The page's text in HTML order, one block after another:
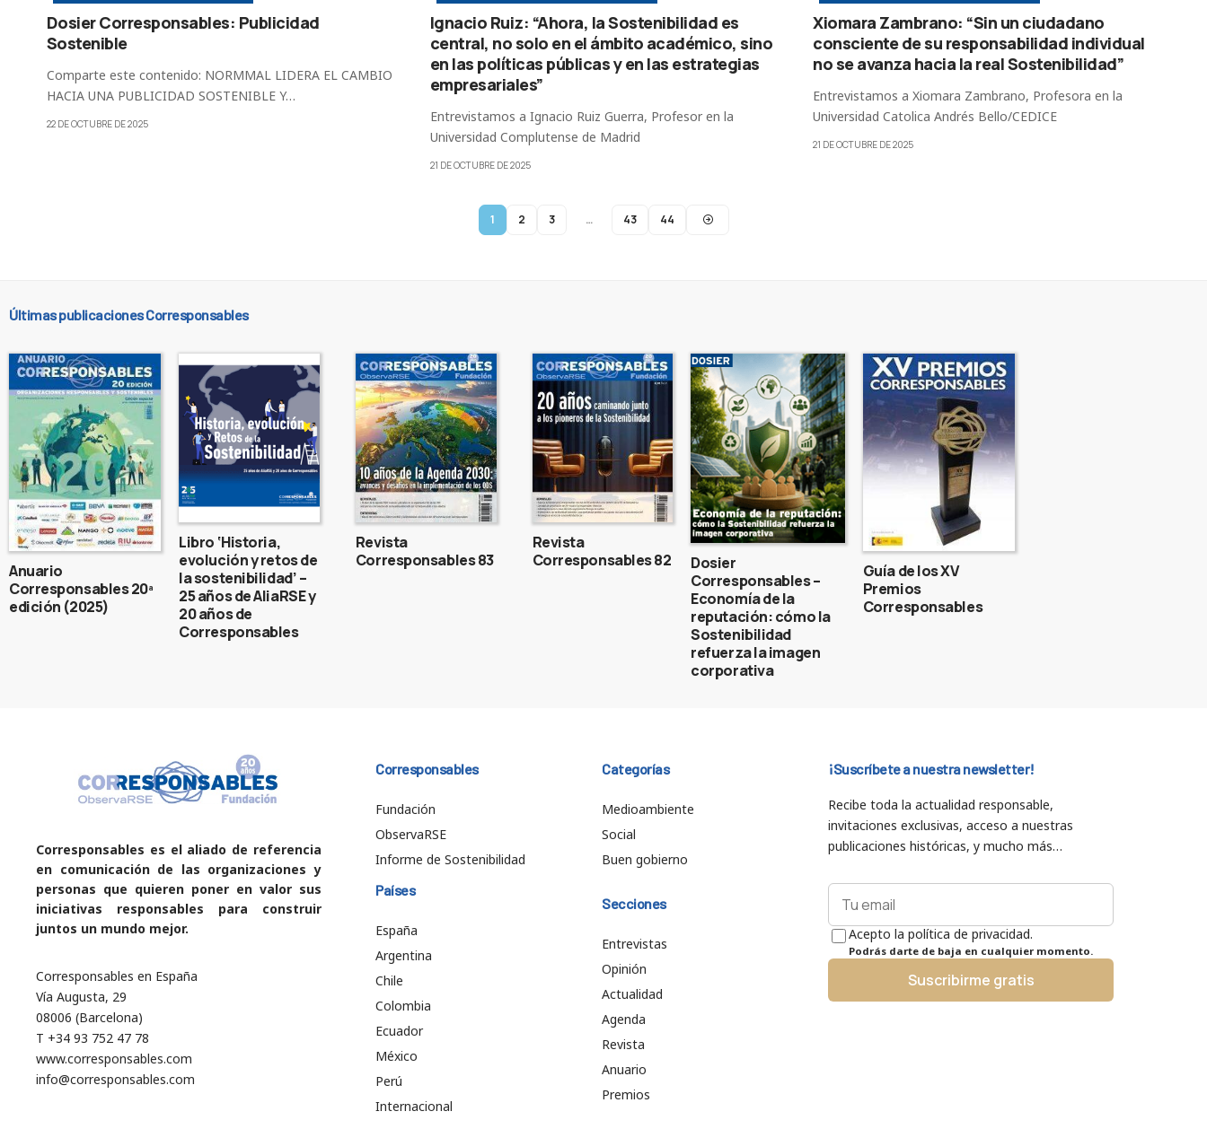
Dosier Corresponsables: Publicidad
Sostenible
Comparte este contenido: NORMMAL LIDERA EL CAMBIO
HACIA UNA PUBLICIDAD SOSTENIBLE Y…
22 DE OCTUBRE DE 2025
Ignacio Ruiz: “Ahora, la Sostenibilidad es
central, no solo en el ámbito académico, sino
en las políticas públicas y en las estrategias
empresariales”
Entrevistamos a Ignacio Ruiz Guerra, Profesor en la
Universidad Complutense de Madrid
21 DE OCTUBRE DE 2025
Xiomara Zambrano: “Sin un ciudadano
consciente de su responsabilidad individual
no se avanza hacia la real Sostenibilidad”
Entrevistamos a Xiomara Zambrano, Profesora en la
Universidad Catolica Andrés Bello/CEDICE
21 DE OCTUBRE DE 2025
1 2 3 … 43 44
Últimas publicaciones Corresponsables
Anuario
Corresponsables 20ª
edición (2025)
Libro ‘Historia,
evolución y retos de
la sostenibilidad’ –
25 años de AliaRSE y
20 años de
Corresponsables
Revista
Corresponsables 83
Revista
Corresponsables 82
Dosier
Corresponsables –
Economía de la
reputación: cómo la
Sostenibilidad
refuerza la imagen
corporativa
Guía de los XV
Premios
Corresponsables
Corresponsables es el aliado de referencia
en comunicación de las organizaciones y
personas que quieren poner en valor sus
iniciativas responsables para construir
juntos un mundo mejor.
Corresponsables en España
Vía Augusta, 29
08006 (Barcelona)
T +34 93 752 47 78
www.corresponsables.com
info@corresponsables.com
Corresponsables
Fundación
ObservaRSE
Informe de Sostenibilidad
Países
España
Argentina
Chile
Colombia
Ecuador
México
Perú
Internacional
Categorías
Medioambiente
Social
Buen gobierno
Secciones
Entrevistas
Opinión
Actualidad
Agenda
Revista
Anuario
Premios
¡Suscríbete a nuestra newsletter!
Recibe toda la actualidad responsable,
invitaciones exclusivas, acceso a nuestras
publicaciones históricas, y mucho más…
Acepto la política de privacidad.
Podrás darte de baja en cualquier momento.
Suscribirme gratis